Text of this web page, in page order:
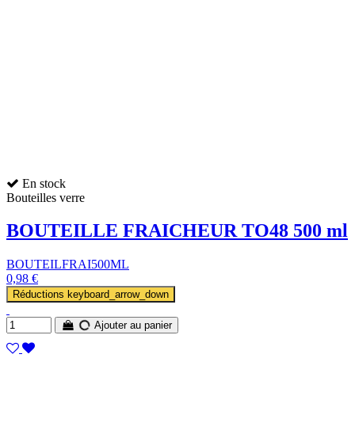
En stock
Bouteilles verre
BOUTEILLE FRAICHEUR TO48 500 ml
BOUTEILFRAI500ML
0,98 €
Réductions keyboard_arrow_down
Ajouter au panier